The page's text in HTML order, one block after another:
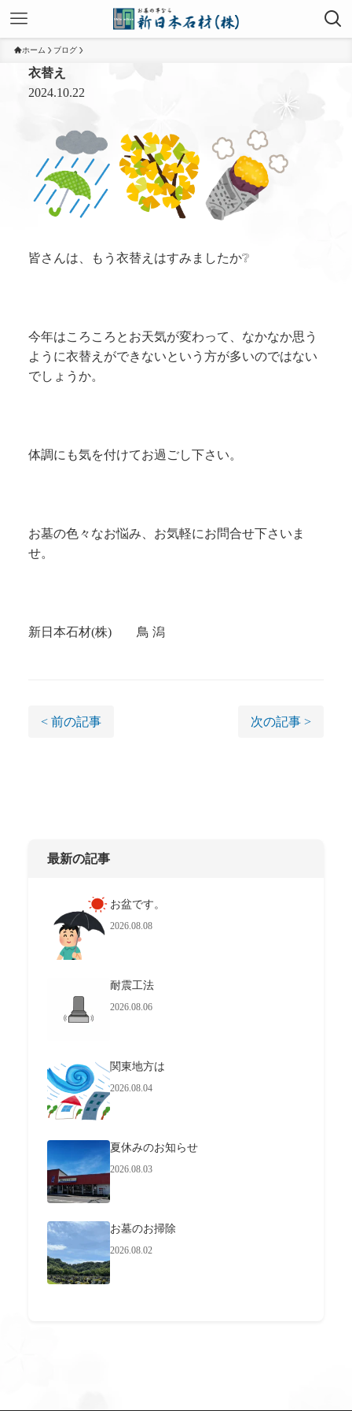
ホーム ブログ
衣替え
2024.10.22
皆さんは、もう衣替えはすみましたか❔
今年はころころとお天気が変わって、なかなか思う
ように衣替えができないという方が多いのではない
でしょうか。
体調にも気を付けてお過ごし下さい。
お墓の色々なお悩み、お気軽にお問合せ下さいま
せ。
新日本石材(株) 鳥 潟
< 前の記事 次の記事 >
最新の記事
お盆です。
2026.08.08
耐震工法
2026.08.06
関東地方は
2026.08.04
夏休みのお知らせ
2026.08.03
お墓のお掃除
2026.08.02